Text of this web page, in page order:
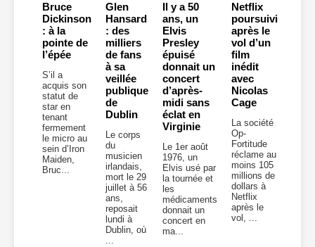
Bruce
Dickinson
: à la
pointe de
l’épée
S’il a
acquis son
statut de
star en
tenant
fermement
le micro au
sein d’Iron
Maiden,
Bruc...
Glen
Hansard
: des
milliers
de fans
à sa
veillée
publique
de
Dublin
Le corps
du
musicien
irlandais,
mort le 29
juillet à 56
ans,
reposait
lundi à
Dublin, où
...
Il y a 50
ans, un
Elvis
Presley
épuisé
donnait un
concert
d’après-
midi sans
éclat en
Virginie
Le 1er août
1976, un
Elvis usé par
la tournée et
les
médicaments
donnait un
concert en
ma...
Netflix
poursuivi
après le
vol d’un
film
inédit
avec
Nicolas
Cage
La société
Op-
Fortitude
réclame au
moins 105
millions de
dollars à
Netflix
après le
vol, ...